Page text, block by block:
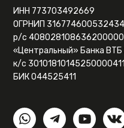
ИНН 773703492669
ОГРНИП 316774600532434
р/с
«Центральный» Банка ВТБ
к/с 30101810145250000411
БИК 044525411